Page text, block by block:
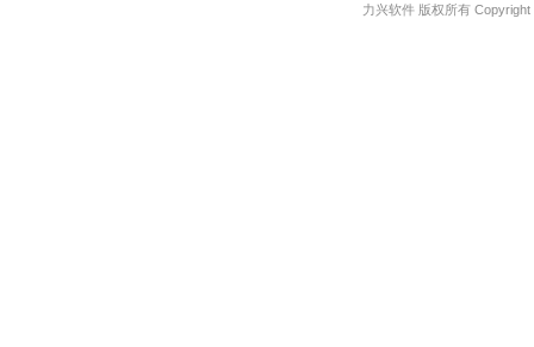
力兴软件 版权所有